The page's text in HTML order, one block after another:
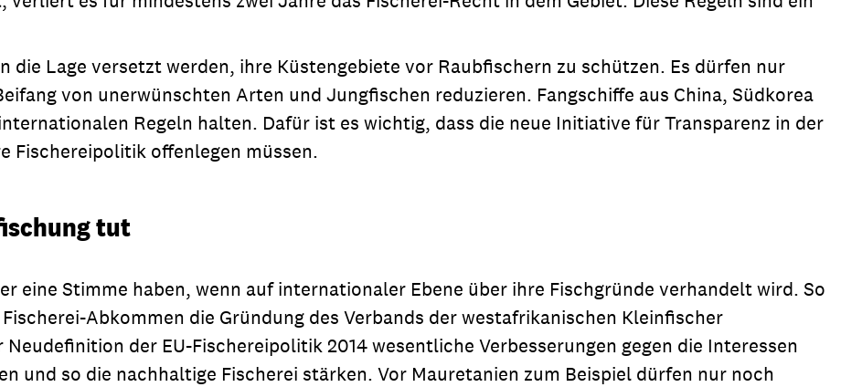
die Lage versetzt werden, ihre Küstengebiete vor Raubfischern zu schützen. Es dürfen nur
von unerwünschten Arten und Jungfischen reduzieren. Fangschiffe aus China, Südkorea
Regeln halten. Dafür ist es wichtig, dass die neue Initiative für Transparenz in der
Fischereipolitik offenlegen müssen.
tut
eine Stimme haben, wenn auf internationaler Ebene über ihre Fischgründe verhandelt wird. So
Abkommen die Gründung des Verbands der westafrikanischen Kleinfischer
der EU-Fischereipolitik 2014 wesentliche Verbesserungen gegen die Interessen
und so die nachhaltige Fischerei stärken. Vor Mauretanien zum Beispiel dürfen nur noch